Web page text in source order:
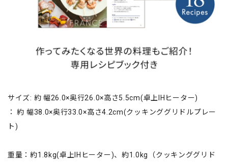
サイズ: 約 幅26.0×奥行26.0×高さ5.5cm(卓上IHヒーター)
： 約 幅38.0×奥行33.0×高さ4.2cm(クッキンググリドルプレー
ト)
重量：約1.8kg(卓上IHヒーター)、約1.0kg（クッキンググリド